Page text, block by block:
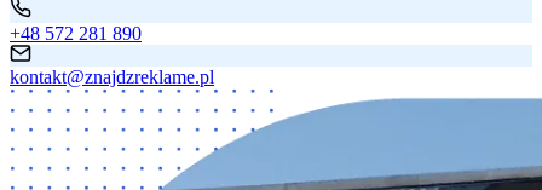
+48 572 281 890
kontakt@znajdzreklame.pl